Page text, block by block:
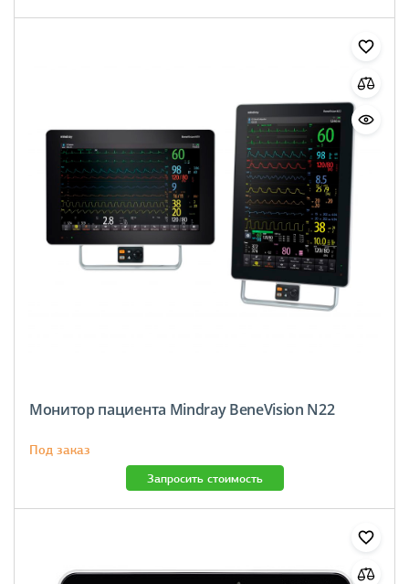
Монитор пациента Mindray BeneVision N22
Под заказ
Запросить стоимость